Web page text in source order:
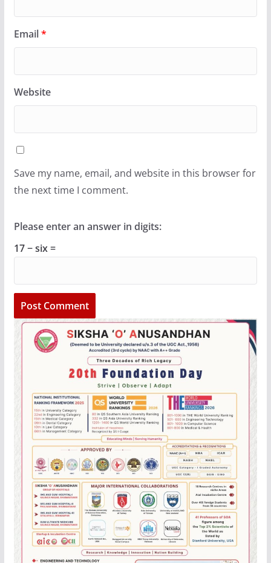
Email*
Website
Save my name, email, and website in this browser for
the next time I comment.
Please enter an answer in digits:
17 − six =